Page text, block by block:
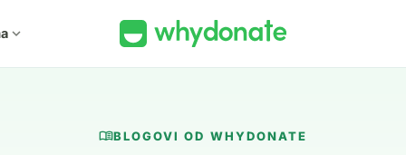
expand_more
menu_bookBLOGOVI OD WHYDONATE